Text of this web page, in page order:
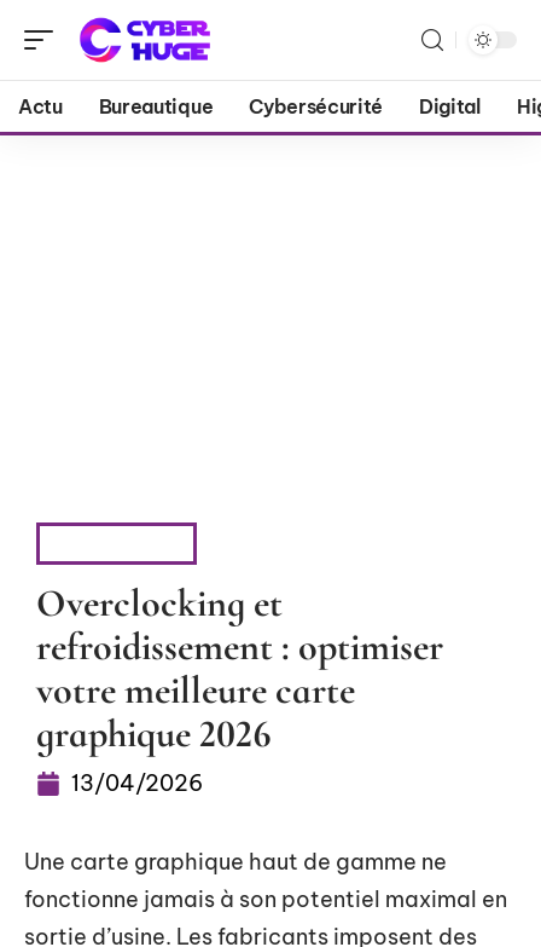
Actu Bureautique Cybersécurité Digital
Overclocking et
refroidissement : optimiser
votre meilleure carte
graphique 2026
13/04/2026
Une carte graphique haut de gamme ne
fonctionne jamais à son potentiel maximal en
sortie d’usine. Les fabricants imposent des